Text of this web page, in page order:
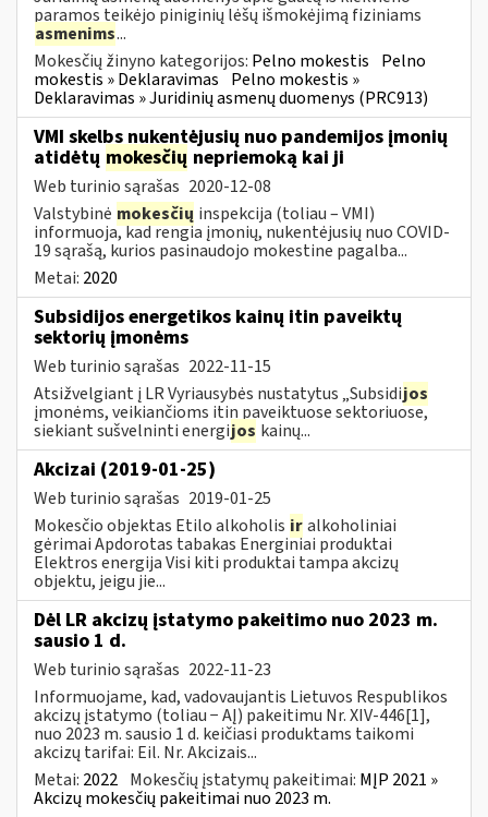
paramos teikėjo piniginių lėšų išmokėjimą fiziniams
asmenims...
Mokesčių žinyno kategorijos: Pelno mokestis Pelno
mokestis » Deklaravimas Pelno mokestis »
Deklaravimas » Juridinių asmenų duomenys (PRC913)
VMI skelbs nukentėjusių nuo pandemijos įmonių
atidėtų mokesčių nepriemoką kai ji
Web turinio sąrašas 2020-12-08
Valstybinė mokesčių inspekcija (toliau – VMI)
informuoja, kad rengia įmonių, nukentėjusių nuo COVID-
19 sąrašą, kurios pasinaudojo mokestine pagalba...
Metai: 2020
Subsidijos energetikos kainų itin paveiktų
sektorių įmonėms
Web turinio sąrašas 2022-11-15
Atsižvelgiant į LR Vyriausybės nustatytus „Subsidijos
įmonėms, veikiančioms itin paveiktuose sektoriuose,
siekiant sušvelninti energijos kainų...
Akcizai (2019-01-25)
Web turinio sąrašas 2019-01-25
Mokesčio objektas Etilo alkoholis iralkoholiniai
gėrimai Apdorotas tabakas Energiniai produktai
Elektros energija Visi kiti produktai tampa akcizų
objektu, jeigu jie...
Dėl LR akcizų įstatymo pakeitimo nuo 2023 m.
sausio 1 d.
Web turinio sąrašas 2022-11-23
Informuojame, kad, vadovaujantis Lietuvos Respublikos
akcizų įstatymo (toliau − AĮ) pakeitimu Nr. XIV-446[1],
nuo 2023 m. sausio 1 d. keičiasi produktams taikomi
akcizų tarifai: Eil. Nr. Akcizais...
Metai: 2022 Mokesčių įstatymų pakeitimai: MĮP 2021 »
Akcizų mokesčių pakeitimai nuo 2023 m.